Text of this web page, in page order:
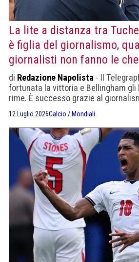
La lite a distanza tra
è figlia del giornalismo,
giornalisti non fanno le
di Redazione Napolista - Il
fortunata la vittoria e Bellingham gli
rime. È successo grazie al
spettatori".
12 Luglio 2026Calcio / Mondiali